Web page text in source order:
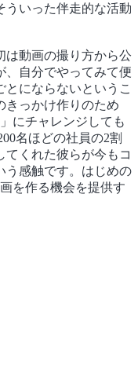
ういった伴走的な活動
は動画の撮り方から公
、自分でやってみて便
にならないというこ
きっかけ作りのため
にチャレンジしても
名ほどの社員の2割
くれた彼らが今もコ
う感触です。はじめの
を作る機会を提供す